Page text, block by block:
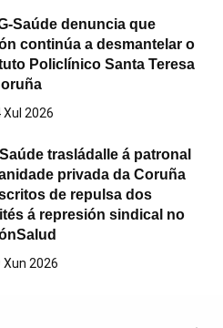
Saúde denuncia que
continúa a desmantelar o
Policlínico Santa Teresa
Xul 2026
trasládalle á patronal
privada da Coruña
de repulsa dos
á represión sindical no
Xun 2026